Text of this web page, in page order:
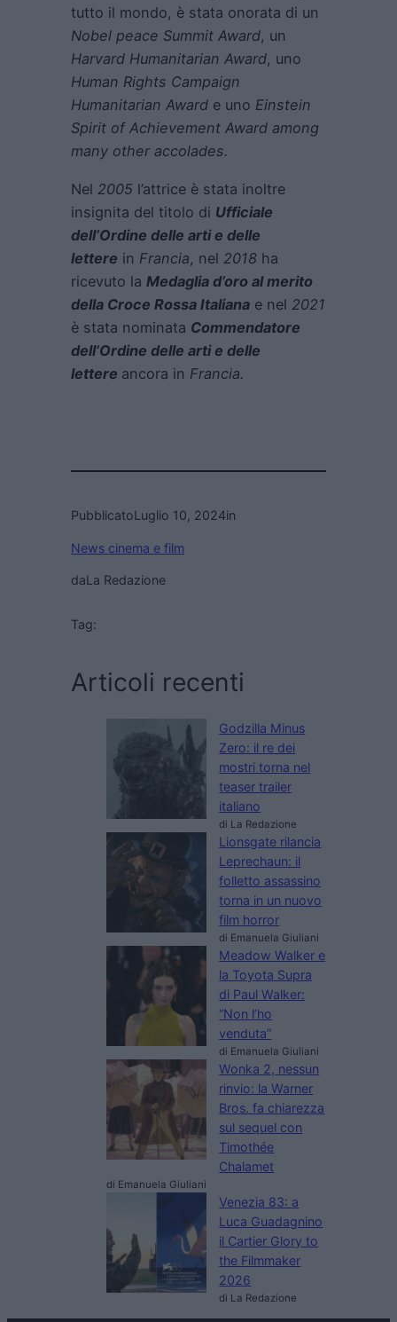
tutto il mondo, è stata onorata di un
Nobel peace Summit Award, un
Harvard Humanitarian Award, uno
Human Rights Campaign
Humanitarian Award e uno Einstein
Spirit of Achievement Award among
many other accolades.
Nel 2005 l’attrice è stata inoltre
insignita del titolo di Ufficiale
dell’Ordine delle arti e delle
lettere in Francia, nel 2018 ha
ricevuto la Medaglia d’oro al merito
della Croce Rossa Italiana e nel 2021
è stata nominata Commendatore
dell’Ordine delle arti e delle
lettere ancora in Francia.
PubblicatoLuglio 10, 2024in
News cinema e film
daLa Redazione
Tag:
Articoli recenti
Godzilla Minus
Zero: il re dei
mostri torna nel
teaser trailer
italiano
di La Redazione
Lionsgate rilancia
Leprechaun: il
folletto assassino
torna in un nuovo
film horror
di Emanuela Giuliani
Meadow Walker e
la Toyota Supra
di Paul Walker:
“Non l’ho
venduta”
di Emanuela Giuliani
Wonka 2, nessun
rinvio: la Warner
Bros. fa chiarezza
sul sequel con
Timothée
Chalamet
di Emanuela Giuliani
Venezia 83: a
Luca Guadagnino
il Cartier Glory to
the Filmmaker
2026
di La Redazione